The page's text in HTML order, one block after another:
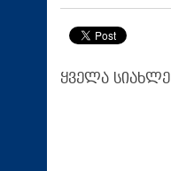
ყველა სიახლე